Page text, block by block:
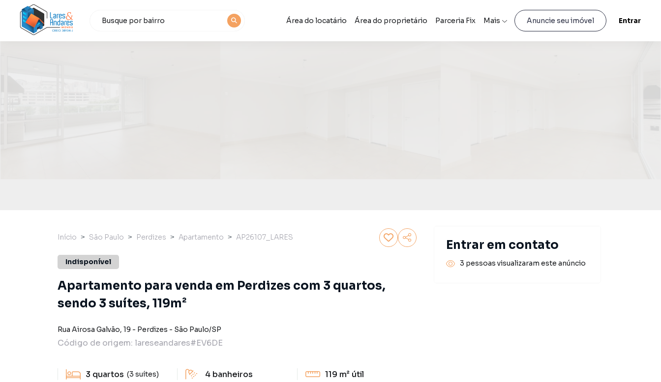
Área do locatário Área do proprietário Parceria Fix Mais Anuncie seu imóvel Entrar
Início São Paulo Perdizes Apartamento AP26107_LARES
Indisponível
Apartamento para venda em Perdizes com 3 quartos,
sendo 3 suítes, 119m²
Rua Airosa Galvão, 19 - Perdizes - São Paulo/SP
Código de origem: lareseandares#EV6DE
3 quartos (3 suítes) 4 banheiros 119 m² útil
Entrar em contato
3 pessoas visualizaram este anúncio